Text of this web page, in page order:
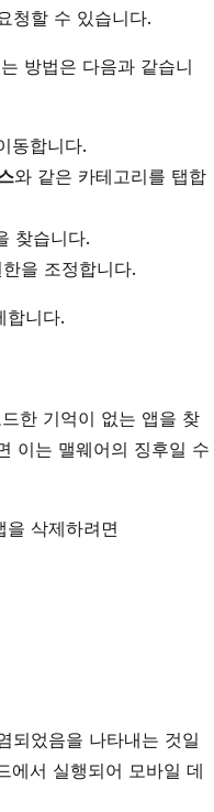
청할 수 있습니다.
방법은 다음과 같습니
동합니다.
와 같은 카테고리를 탭합
찾습니다.
을 조정합니다.
합니다.
한 기억이 없는 앱을 찾
이는 맬웨어의 징후일 수
을 삭제하려면
되었음을 나타내는 것일
에서 실행되어 모바일 데